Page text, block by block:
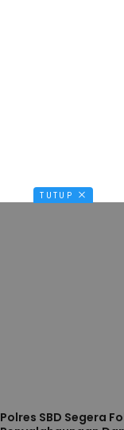
Polres SBD Segera
TUTUP